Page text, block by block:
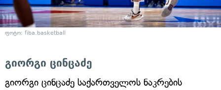
ფოტო: fiba.basketball
გიორგი ცინცაძე
გიორგი ცინცაძე საქართველოს ნაკრების